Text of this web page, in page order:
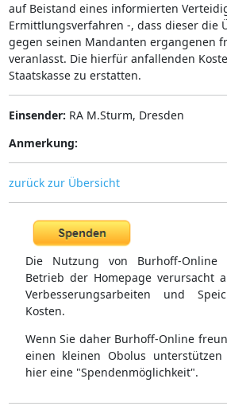
auf Beistand eines informierten
Ermittlungsverfahren -, dass dieser die
gegen seinen Mandanten ergangenen
veranlasst. Die hierfür anfallenden
Staatskasse zu erstatten.
Einsender: RA M.Sturm, Dresden
Anmerkung:
zurück zur Übersicht
Die Nutzung von Burhoff-Online
Betrieb der Homepage verursacht
Verbesserungsarbeiten und
Kosten.
Wenn Sie daher Burhoff-Online
einen kleinen Obolus
hier eine "Spendenmöglichkeit".